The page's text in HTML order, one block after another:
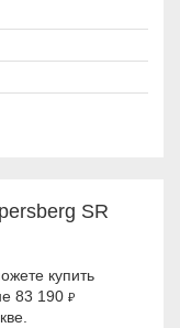
SR
купить
83 190 ₽